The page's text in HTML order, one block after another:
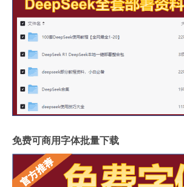
免费可商用字体批量下载